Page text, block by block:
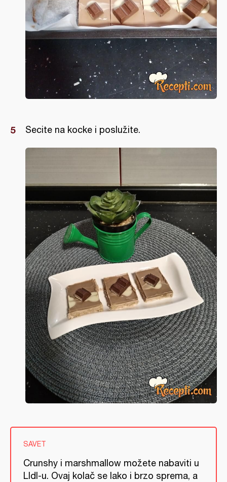
Secite na kocke i poslužite.
SAVET
Crunshy i marshmallow možete nabaviti u
LIdl-u. Ovaj kolač se lako i brzo sprema, a